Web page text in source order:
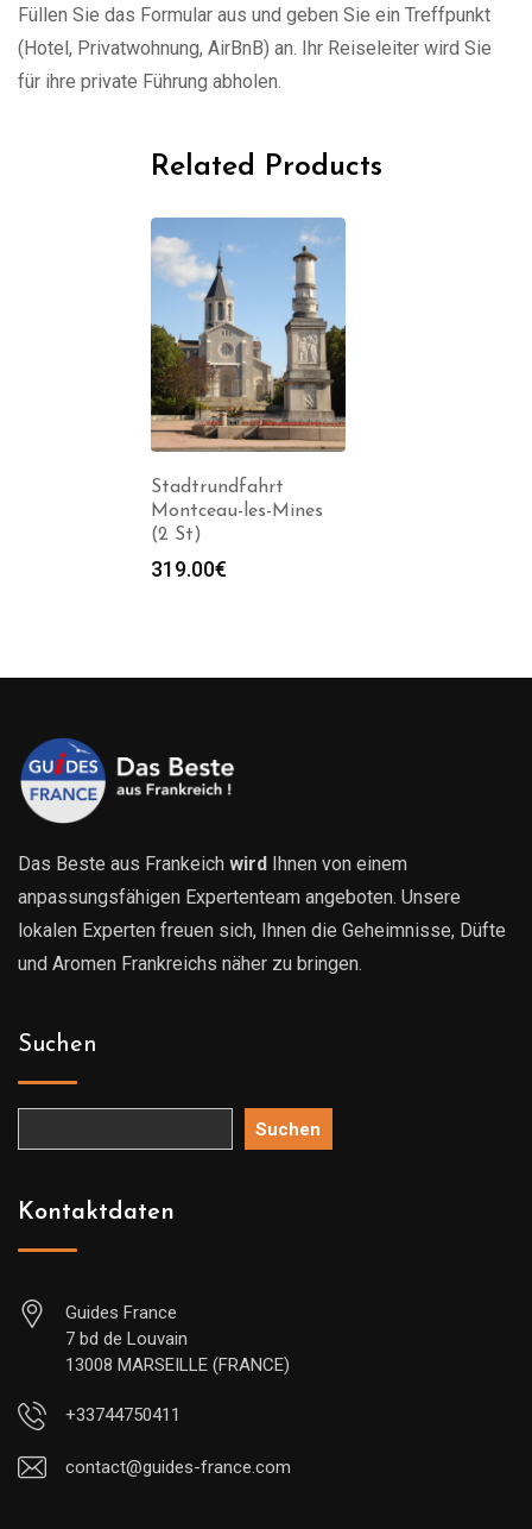
Füllen Sie das Formular aus und geben Sie ein Treffpunkt
(Hotel, Privatwohnung, AirBnB) an. Ihr Reiseleiter wird Sie
für ihre private Führung abholen.
Related Products
Stadtrundfahrt
Montceau-les-Mines
(2 St)
319.00€
Das Beste aus Frankeich wird
Ihnen von einem
anpassungsfähigen Expertenteam angeboten. Unsere
lokalen Experten freuen sich, Ihnen die Geheimnisse, Düfte
und Aromen Frankreichs näher zu bringen.
Suchen
Suchen
Kontaktdaten
Guides France
7 bd de Louvain
13008 MARSEILLE (FRANCE)
+33744750411
contact@guides-france.com